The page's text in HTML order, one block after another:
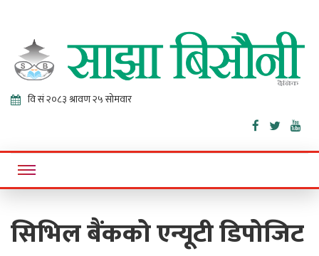
Sajha
Bisaunee
Online News Portal
सिभिल बैंकको एन्यूटी डिपोजिट